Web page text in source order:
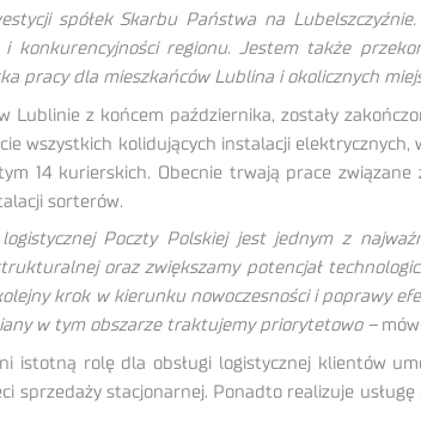
spółek Skarbu Państwa na
i konkurencyjności regionu. Jestem także
pracy dla mieszkańców Lublina i okolicznych
Lublinie z końcem października, zostały
wszystkich kolidujących instalacji
14 kurierskich. Obecnie trwają prace
sorterów.
Poczty Polskiej jest jednym z
oraz zwiększamy potencjał
krok w kierunku nowoczesności i poprawy
w tym obszarze traktujemy priorytetowo –
istotną rolę dla obsługi logistycznej klientów
sprzedaży stacjonarnej. Ponadto realizuje